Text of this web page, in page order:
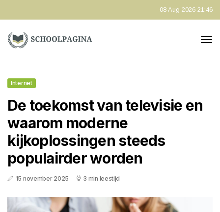
08 Aug 2026 21:46
Internet
De toekomst van televisie en
waarom moderne
kijkoplossingen steeds
populairder worden
15 november 2025 3 min leestijd